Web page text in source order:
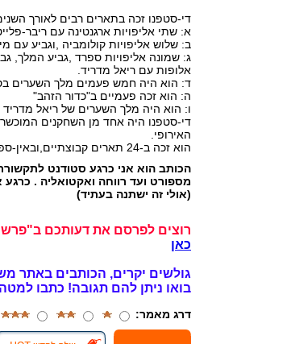
די-סטפנו זכה בתארים רבים לאורך
א: שתי אליפויות ארגנטינה עם ריבר-
ב: שלוש אליפויות קולומביה ,וגביע עם
ג: שמונה אליפויות ספרד ,גביע המלך,
אלופות עם ריאל מדריד.
ד: הוא היה חמש פעמים מלך השערים
ה: הוא זכה פעמיים ב"כדור הזהב"
ו: הוא היה מלך השערים של ריאל מדריד
די-סטפנו היה אחד מן השחקנים
האירופי.
הוא זכה ב-24 תארים קבוצתיים,ובאין-ספור תארים אישיים.
הכותב הוא אני כרגע סטודנט
מספורט ועד רווחה ואקטואליה .
(אולי זה ישתנה בעתיד)
רוצים לפרסם את דעותכם
כאן
גולשים יקרים, הכותבים באתר
בואו ניתן להם תגובה! כתבו
דרג מאמר: